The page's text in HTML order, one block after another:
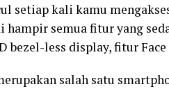
setiap kali kamu
semua fitur yang
bezel-less display, fitur
salah satu